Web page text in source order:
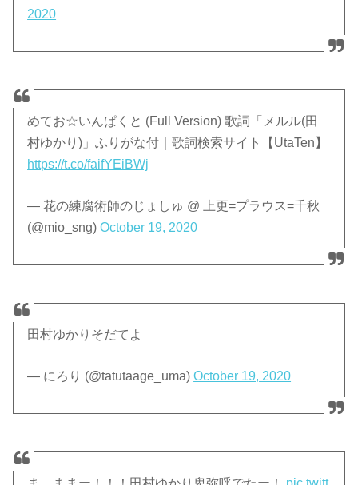
2020
めてお☆いんぱくと (Full Version) 歌詞「メルル(田
村ゆかり)」ふりがな付｜歌詞検索サイト【UtaTen】
https://t.co/faifYEiBWj
— 花の練腐術師のじょしゅ @ 上更=プラウス=千秋
(@mio_sng)October 19, 2020
田村ゆかりそだてよ
— にろり (@tatutaage_uma)October 19, 2020